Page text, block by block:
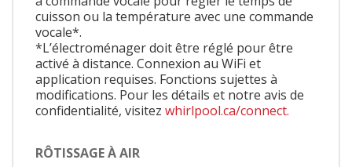
cuisson ou la température avec une commande
vocale*.
*L’électroménager doit être réglé pour être
activé à distance. Connexion au WiFi et
application requises. Fonctions sujettes à
modifications. Pour les détails et notre avis de
confidentialité, visitez whirlpool.ca/connect.
RÔTISSAGE À AIR